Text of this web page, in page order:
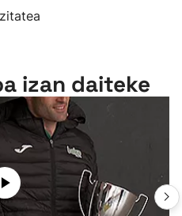
izan daiteke